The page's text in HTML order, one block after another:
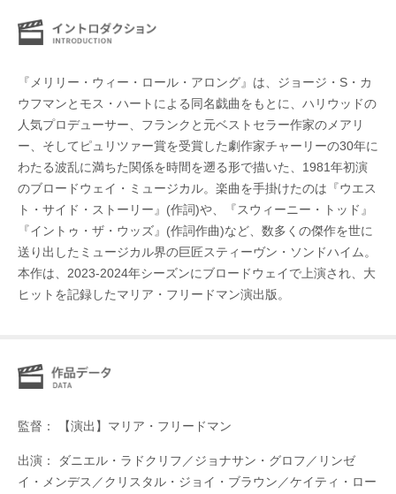
『メリリー・ウィー・ロール・アロング』は、ジョージ・S・カ
ウフマンとモス・ハートによる同名戯曲をもとに、ハリウッドの
人気プロデューサー、フランクと元ベストセラー作家のメアリ
ー、そしてピュリツァー賞を受賞した劇作家チャーリーの30年に
わたる波乱に満ちた関係を時間を遡る形で描いた、1981年初演
のブロードウェイ・ミュージカル。楽曲を手掛けたのは『ウエス
ト・サイド・ストーリー』(作詞)や、『スウィーニー・トッド』
『イントゥ・ザ・ウッズ』(作詞作曲)など、数多くの傑作を世に
送り出したミュージカル界の巨匠スティーヴン・ソンドハイム。
本作は、2023-2024年シーズンにブロードウェイで上演され、大
ヒットを記録したマリア・フリードマン演出版。
監督： 【演出】マリア・フリードマン
出演： ダニエル・ラドクリフ／ジョナサン・グロフ／リンゼ
イ・メンデス／クリスタル・ジョイ・ブラウン／ケイティ・ロー